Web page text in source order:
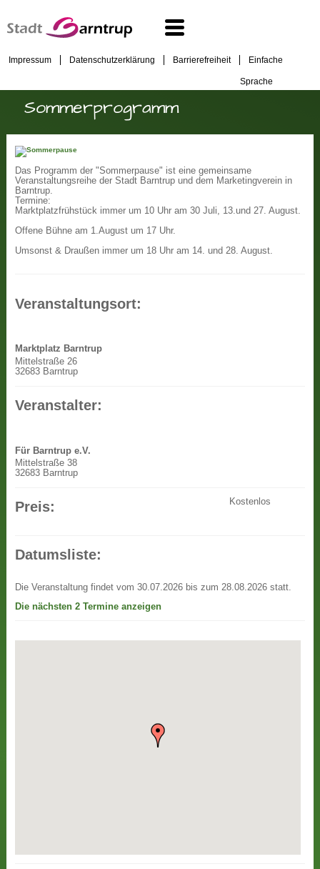
Impressum Datenschutzerklärung Barrierefreiheit Einfache
Sprache
Sommerprogramm
Das Programm der "Sommerpause" ist eine gemeinsame
Veranstaltungsreihe der Stadt Barntrup und dem Marketingverein in
Barntrup.
Termine:
Marktplatzfrühstück immer um 10 Uhr am 30 Juli, 13.und 27. August.
Offene Bühne am 1.August um 17 Uhr.
Umsonst & Draußen immer um 18 Uhr am 14. und 28. August.
Veranstaltungsort:
Marktplatz Barntrup
Mittelstraße 26
32683 Barntrup
Veranstalter:
Für Barntrup e.V.
Mittelstraße 38
32683 Barntrup
Preis: Kostenlos
Datumsliste:
Die Veranstaltung findet vom 30.07.2026 bis zum 28.08.2026 statt.
Die nächsten 2 Termine anzeigen